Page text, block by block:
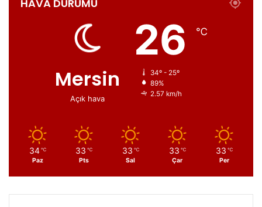
HAVA DURUMU
Mersin
Açık hava
26 ℃
34º - 25º
89%
2.57 km/h
34 ℃
Paz
33 ℃
Pts
33 ℃
Sal
33 ℃
Çar
33 ℃
Per